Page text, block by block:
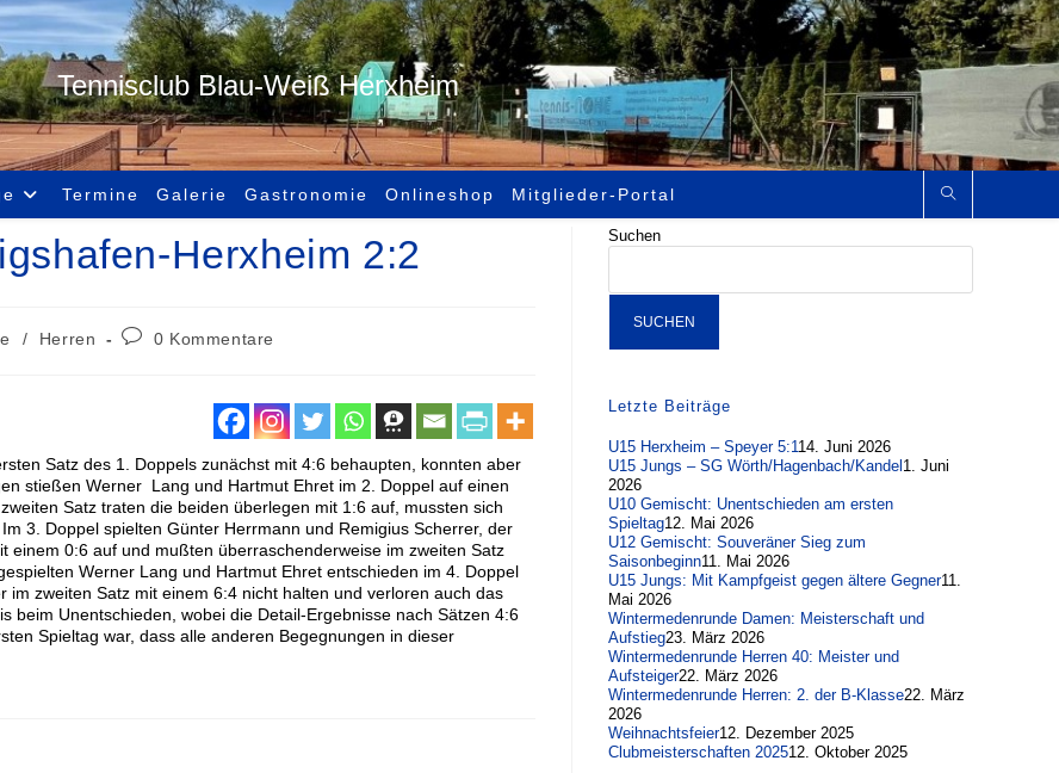
Tennisclub Blau-Weiß Herxheim
Termine Galerie Gastronomie Onlineshop Mitglieder-Portal
Herxheim 2:2
/ Herren 0 Kommentare
Satz des 1. Doppels zunächst mit 4:6 behaupten, konnten aber
stießen Werner Lang und Hartmut Ehret im 2. Doppel auf einen
Satz traten die beiden überlegen mit 1:6 auf, mussten sich
3. Doppel spielten Günter Herrmann und Remigius Scherrer, der
einem 0:6 auf und mußten überraschenderweise im zweiten Satz
Werner Lang und Hartmut Ehret entschieden im 4. Doppel
zweiten Satz mit einem 6:4 nicht halten und verloren auch das
beim Unentschieden, wobei die Detail-Ergebnisse nach Sätzen 4:6
Spieltag war, dass alle anderen Begegnungen in dieser
Suchen
SUCHEN
Letzte Beiträge
U15 Herxheim – Speyer 5:114. Juni 2026
U15 Jungs – SG Wörth/Hagenbach/Kandel 1. Juni
2026
U10 Gemischt: Unentschieden am ersten
Spieltag12. Mai 2026
U12 Gemischt: Souveräner Sieg zum
Saisonbeginn11. Mai 2026
U15 Jungs: Mit Kampfgeist gegen ältere Gegner11.
Mai 2026
Wintermedenrunde Damen: Meisterschaft und
Aufstieg23. März 2026
Wintermedenrunde Herren 40: Meister und
Aufsteiger22. März 2026
Wintermedenrunde Herren: 2. der B-Klasse22. März
2026
Weihnachtsfeier12. Dezember 2025
Clubmeisterschaften 202512. Oktober 2025